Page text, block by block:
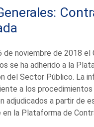
de noviembre de 2018 el
se ha adherido a la
del Sector Público. La
a los procedimientos
adjudicados a partir de
en la Plataforma de